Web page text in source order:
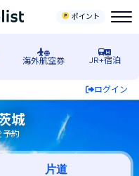
ポイント
海外航空券 JR+宿泊
ログイン
の格安航空券・飛行機
城
予約
片道